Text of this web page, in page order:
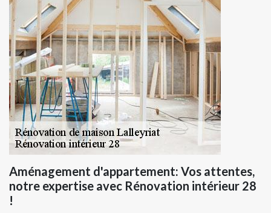
Aménagement d'appartement: Vos attentes,
notre expertise avec Rénovation intérieur 28
!